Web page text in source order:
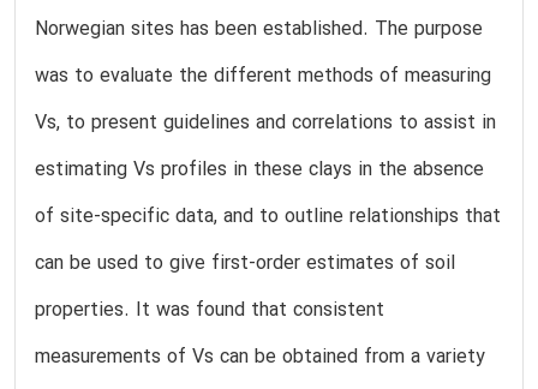
Norwegian sites has been established. The purpose
was to evaluate the different methods of measuring
Vs, to present guidelines and correlations to assist in
estimating Vs profiles in these clays in the absence
of site-specific data, and to outline relationships that
can be used to give first-order estimates of soil
properties. It was found that consistent
measurements of Vs can be obtained from a variety